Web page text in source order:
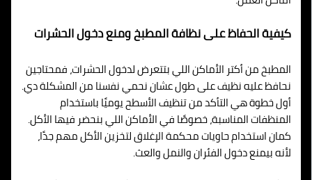
كيفية الحفاظ على نظافة المطبخ ومنع دخول الحشرات
المطبخ من أكتر الأماكن اللي بتتعرض لدخول الحشرات، فمحتاجين
نحافظ عليه نظيف على طول عشان نحمي نفسنا من المشكلة دي.
أول خطوة هي التأكد من تنظيف الأسطح يوميًا باستخدام
المنظفات المناسبة، خصوصًا في الأماكن اللي بنحضر فيها الأكل.
كمان استخدام حاويات محكمة الإغلاق لتخزين الأكل مهم جدًا،
لأنه بيمنع دخول الفئران والنمل والعث.